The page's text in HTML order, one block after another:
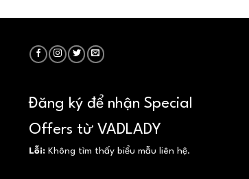
Đăng ký để nhận Special
Offers từ VADLADY
Lỗi: Không tìm thấy biểu mẫu liên hệ.